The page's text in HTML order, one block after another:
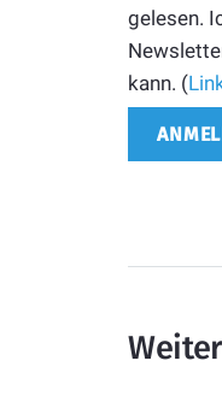
gelesen.
kann. (